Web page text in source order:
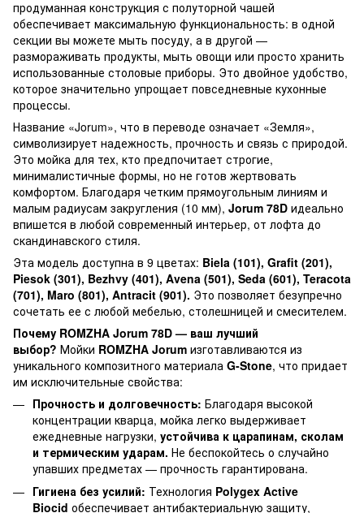
продуманная конструкция с полуторной чашей
обеспечивает максимальную функциональность: в одной
секции вы можете мыть посуду, а в другой —
размораживать продукты, мыть овощи или просто хранить
использованные столовые приборы. Это двойное удобство,
которое значительно упрощает повседневные кухонные
процессы.
Название «Jorum», что в переводе означает «Земля»,
символизирует надежность, прочность и связь с природой.
Это мойка для тех, кто предпочитает строгие,
минималистичные формы, но не готов жертвовать
комфортом. Благодаря четким прямоугольным линиям и
малым радиусам закругления (10 мм), Jorum 78D идеально
впишется в любой современный интерьер, от лофта до
скандинавского стиля.
Эта модель доступна в 9 цветах: Biela (101), Grafit (201),
Piesok (301), Bezhvy (401), Avena (501), Seda (601), Teracota
(701), Maro (801), Antracit (901). Это позволяет безупречно
сочетать ее с любой мебелью, столешницей и смесителем.
Почему ROMZHA Jorum 78D — ваш лучший
выбор? Мойки ROMZHA Jorum изготавливаются из
уникального композитного материала G-Stone, что придает
им исключительные свойства:
Прочность и долговечность: Благодаря высокой
концентрации кварца, мойка легко выдерживает
ежедневные нагрузки, устойчива к царапинам, сколам
и термическим ударам. Не беспокойтесь о случайно
упавших предметах — прочность гарантирована.
Гигиена без усилий: Технология Polygex Active
Biocid обеспечивает антибактериальную защиту,